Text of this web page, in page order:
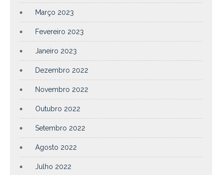
Março 2023
Fevereiro 2023
Janeiro 2023
Dezembro 2022
Novembro 2022
Outubro 2022
Setembro 2022
Agosto 2022
Julho 2022